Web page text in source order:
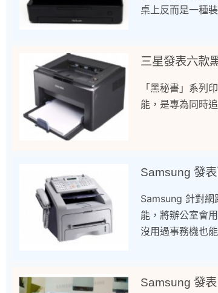
桌上反而是一種裝
三星發表六款
「黑秘書」系列
能，是專為同時
Samsung 發
Samsung 針對網
能，將辦公室會
沒用過事務機也
Samsung 發